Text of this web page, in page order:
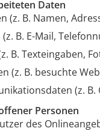
Daten
(z. B. Namen,
B. E-Mail,
B. Texteingaben,
(z. B. besuchte
(z.
Personen
des